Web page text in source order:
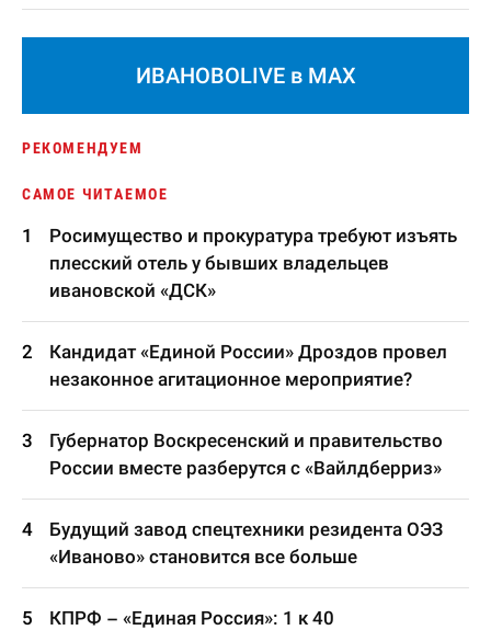
ИВАНОВОLIVE в MAX
РЕКОМЕНДУЕМ
САМОЕ ЧИТАЕМОЕ
Росимущество и прокуратура требуют изъять
плесский отель у бывших владельцев
ивановской «ДСК»
Кандидат «Единой России» Дроздов провел
незаконное агитационное мероприятие?
Губернатор Воскресенский и правительство
России вместе разберутся с «Вайлдберриз»
Будущий завод спецтехники резидента ОЭЗ
«Иваново» становится все больше
КПРФ – «Единая Россия»: 1 к 40